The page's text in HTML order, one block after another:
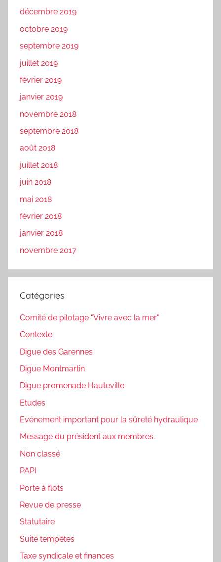
décembre 2019
octobre 2019
septembre 2019
juillet 2019
février 2019
janvier 2019
novembre 2018
septembre 2018
août 2018
juillet 2018
juin 2018
mai 2018
février 2018
janvier 2018
novembre 2017
Catégories
Comité de pilotage "Vivre avec la mer"
Contexte
Digue des Garennes
Digue Montmartin
Digue promenade Hauteville
Etudes
Evénement important pour la sûreté hydraulique
Message du président aux membres.
Non classé
PAPI
Porte à flots
Revue de presse
Statutaire
Suite tempêtes
Taxe syndicale et finances